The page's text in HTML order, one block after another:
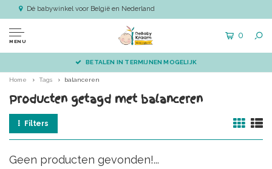
Dé babywinkel voor België en Nederland
MENU
0
BETALEN IN TERMIJNEN MOGELIJK
Home Tags balanceren
Producten getagd met balanceren
Filters
Geen producten gevonden!...